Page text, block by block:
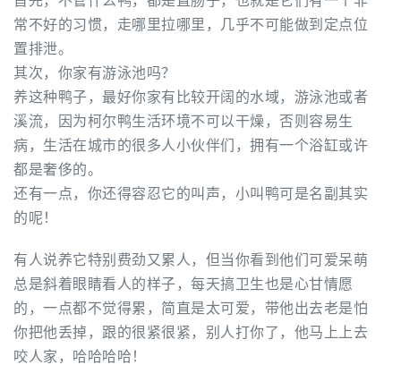
常不好的习惯，走哪里拉哪里，几乎不可能做到定点位
置排泄。
其次，你家有游泳池吗？
养这种鸭子，最好你家有比较开阔的水域，游泳池或者
溪流，因为柯尔鸭生活环境不可以干燥，否则容易生
病，生活在城市的很多人小伙伴们，拥有一个浴缸或许
都是奢侈的。
还有一点，你还得容忍它的叫声，小叫鸭可是名副其实
的呢！
有人说养它特别费劲又累人，但当你看到他们可爱呆萌
总是斜着眼睛看人的样子，每天搞卫生也是心甘情愿
的，一点都不觉得累，简直是太可爱，带他出去老是怕
你把他丢掉，跟的很紧很紧，别人打你了，他马上上去
咬人家，哈哈哈哈！